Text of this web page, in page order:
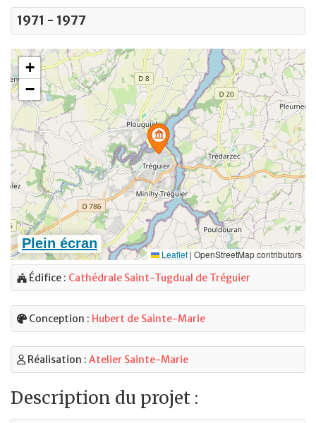
1971 - 1977
Édifice : Cathédrale Saint-Tugdual de Tréguier
Conception : Hubert de Sainte-Marie
Réalisation : Atelier Sainte-Marie
Description du projet :